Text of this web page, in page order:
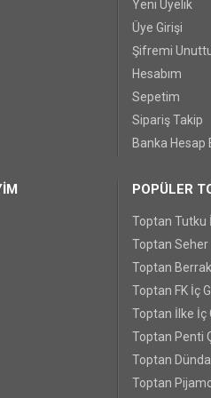
Yeni Üyelik
Üye Girişi
Şifremi
Hesabım
Sepetim
Sipariş Takip
Banka Hesap
POPÜLER
Toptan Tutku
Toptan Seher
Toptan
Toptan FK İç
Toptan İlke İç
Toptan Penti
Toptan
Toptan